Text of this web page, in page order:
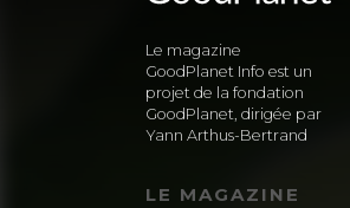
Le magazine
GoodPlanet Info est un
projet de la fondation
GoodPlanet, dirigée par
Yann Arthus-Bertrand
LE MAGAZINE